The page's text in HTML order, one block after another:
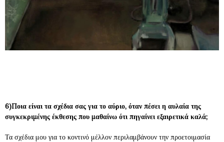
6)Ποια είναι τα σχέδια σας για το αύριο, όταν πέσει η αυλαία της
συγκεκριμένης έκθεσης που μαθαίνω ότι πηγαίνει εξαιρετικά καλά;
Τα σχέδια μου για το κοντινό μέλλον περιλαμβάνουν την προετοιμασία